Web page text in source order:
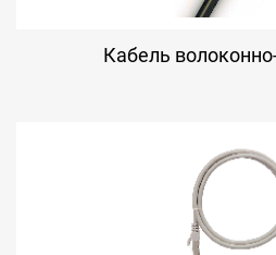
Кабель